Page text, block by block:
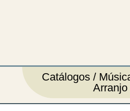
Catálogos /
Arranjo